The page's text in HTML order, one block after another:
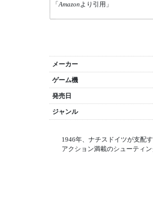
「Amazonより引用」
メーカー
ゲーム機
発売日
ジャンル
1946年、ナチスドイツが支配
アクション満載のシューティ